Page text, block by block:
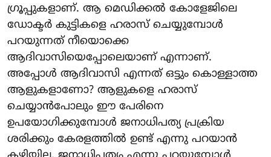
ഗ്രൂപ്പുകളാണ്. ആ മെഡിക്കൽ കോളേജിലെ
ഡോക്ടർ കുട്ടികളെ ഹരാസ് ചെയ്യുമ്പോൾ
പറയുന്നത് നീയൊക്കെ
ആദിവാസിയെപ്പോലെയാണ് എന്നാണ്.
അപ്പോൾ ആദിവാസി എന്നത് ഒട്ടും കൊള്ളാത്ത
ആളുകളാണോ? ആളുകളെ ഹരാസ്
ചെയ്യാൻപോലും ഈ പേരിനെ
ഉപയോഗിക്കുമ്പോൾ ജനാധിപത്യ പ്രക്രിയ
ശരിക്കും കേരളത്തിൽ ഉണ്ട് എന്നു പറയാൻ